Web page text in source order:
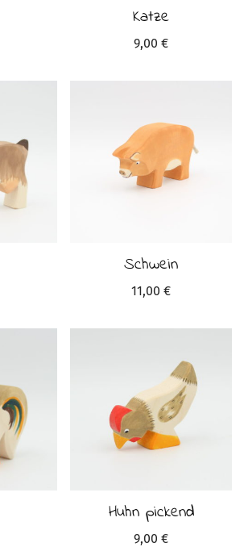
Katze
9,00 €
Schwein
11,00 €
Huhn pickend
9,00 €